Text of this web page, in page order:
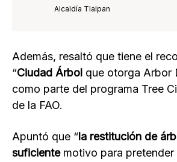
Alcaldía Tlalpan
Además, resaltó que tiene el
“Ciudad Árbol que otorga Arbor
como parte del programa Tree
de la FAO.
Apuntó que “la restitución de
suficientemotivo para pretender